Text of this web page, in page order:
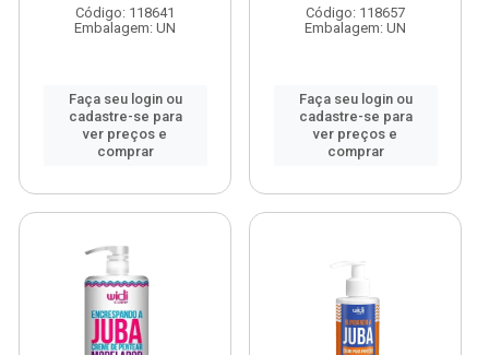
Código: 118641
Embalagem: UN
Faça seu login ou
cadastre-se para
ver preços e
comprar
Código: 118657
Embalagem: UN
Faça seu login ou
cadastre-se para
ver preços e
comprar